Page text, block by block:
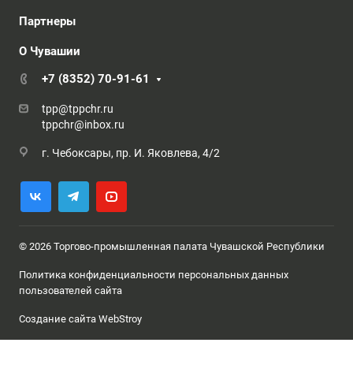
Партнеры
О Чувашии
+7 (8352) 70-91-61
tpp@tppchr.ru
tppchr@inbox.ru
г. Чебоксары, пр. И. Яковлева, 4/2
© 2026 Торгово-промышленная палата Чувашской Республики
Политика конфиденциальности персональных данных
пользователей сайта
Создание сайта WebStroy